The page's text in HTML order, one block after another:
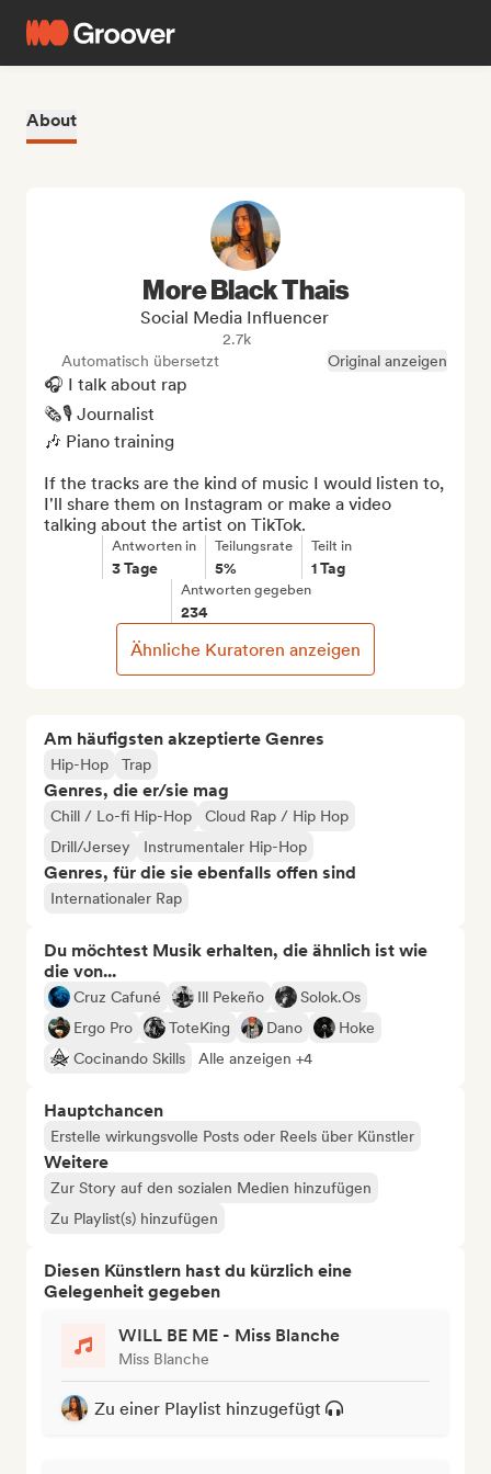
About
Am häufigsten akzeptierte Genres
Hip-Hop Trap
Genres, die er/sie mag
Chill / Lo-fi Hip-Hop
Cloud Rap / Hip Hop
Drill/Jersey
Instrumentaler Hip-Hop
Genres, für die sie ebenfalls offen sind
Internationaler Rap
Du möchtest Musik erhalten, die ähnlich ist wie
die von...
Cruz Cafuné Ill Pekeño
Solok.Os
Ergo Pro
ToteKing Dano
Hoke
Cocinando Skills
Alle anzeigen +4
Hauptchancen
Erstelle wirkungsvolle Posts oder Reels über Künstler
Weitere
Zur Story auf den sozialen Medien hinzufügen
Zu Playlist(s) hinzufügen
Diesen Künstlern hast du kürzlich eine
Gelegenheit gegeben
WILL BE ME - Miss Blanche
Miss Blanche
Zu einer Playlist hinzugefügt
More Black Thais
Social Media Influencer
2.7k
Automatisch übersetzt
Original anzeigen
🎧 I talk about rap
🗞️🎙️ Journalist
🎶 Piano training
If the tracks are the kind of music I would listen to,
I'll share them on Instagram or make a video
talking about the artist on TikTok.
Antworten in
3 Tage
Teilungsrate
5%
Teilt in
1 Tag
Antworten gegeben
234
Ähnliche Kuratoren anzeigen